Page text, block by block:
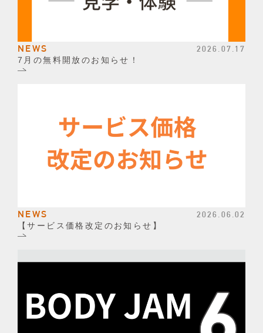
NEWS
2026.07.17
7月の無料開放のお知らせ！
NEWS
2026.06.02
【サービス価格改定のお知らせ】